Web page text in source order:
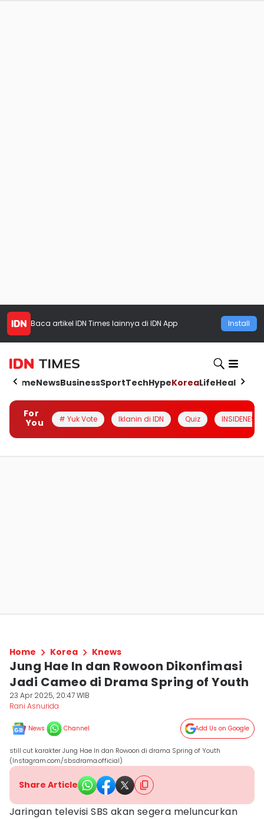
Baca artikel IDN Times lainnya di IDN App Install
HomeNewsBusinessSportTechHypeKoreaLifeHealth
For
You
# Yuk Vote Iklanin di IDN Quiz INSIDENESIA
Home Korea Knews
Jung Hae In dan Rowoon Dikonfimasi
Jadi Cameo di Drama Spring of Youth
23 Apr 2025, 20:47 WIB
Rani Asnurida
News Channel Add Us on Google
still cut karakter Jung Hae In dan Rowoon di drama Spring of Youth
(Instagram.com/sbsdrama.official)
Share Article
Jaringan televisi SBS akan segera meluncurkan